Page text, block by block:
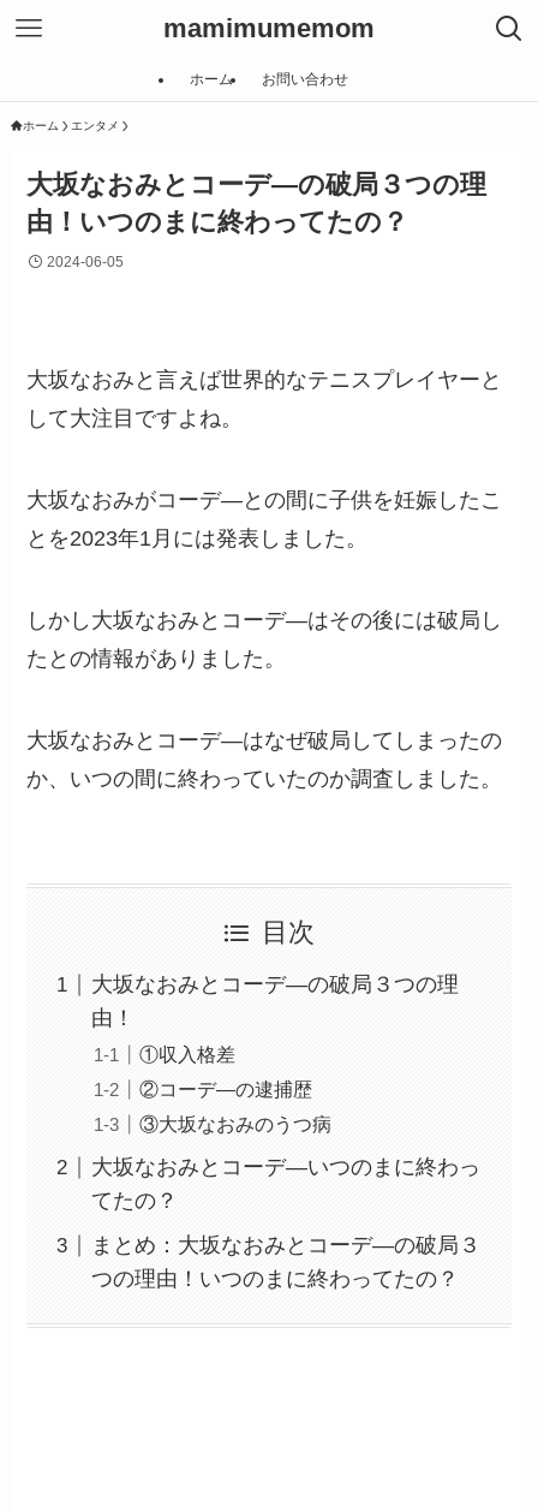
mamimumemom
ホーム お問い合わせ
ホーム エンタメ
大坂なおみとコーデ―の破局３つの理
由！いつのまに終わってたの？
2024-06-05
大坂なおみと言えば世界的なテニスプレイヤーと
して大注目ですよね。
大坂なおみがコーデ―との間に子供を妊娠したこ
とを2023年1月には発表しました。
しかし大坂なおみとコーデ―はその後には破局し
たとの情報がありました。
大坂なおみとコーデ―はなぜ破局してしまったの
か、いつの間に終わっていたのか調査しました。
目次
大坂なおみとコーデ―の破局３つの理
由！
①収入格差
②コーデ―の逮捕歴
③大坂なおみのうつ病
大坂なおみとコーデ―いつのまに終わっ
てたの？
まとめ：大坂なおみとコーデ―の破局３
つの理由！いつのまに終わってたの？